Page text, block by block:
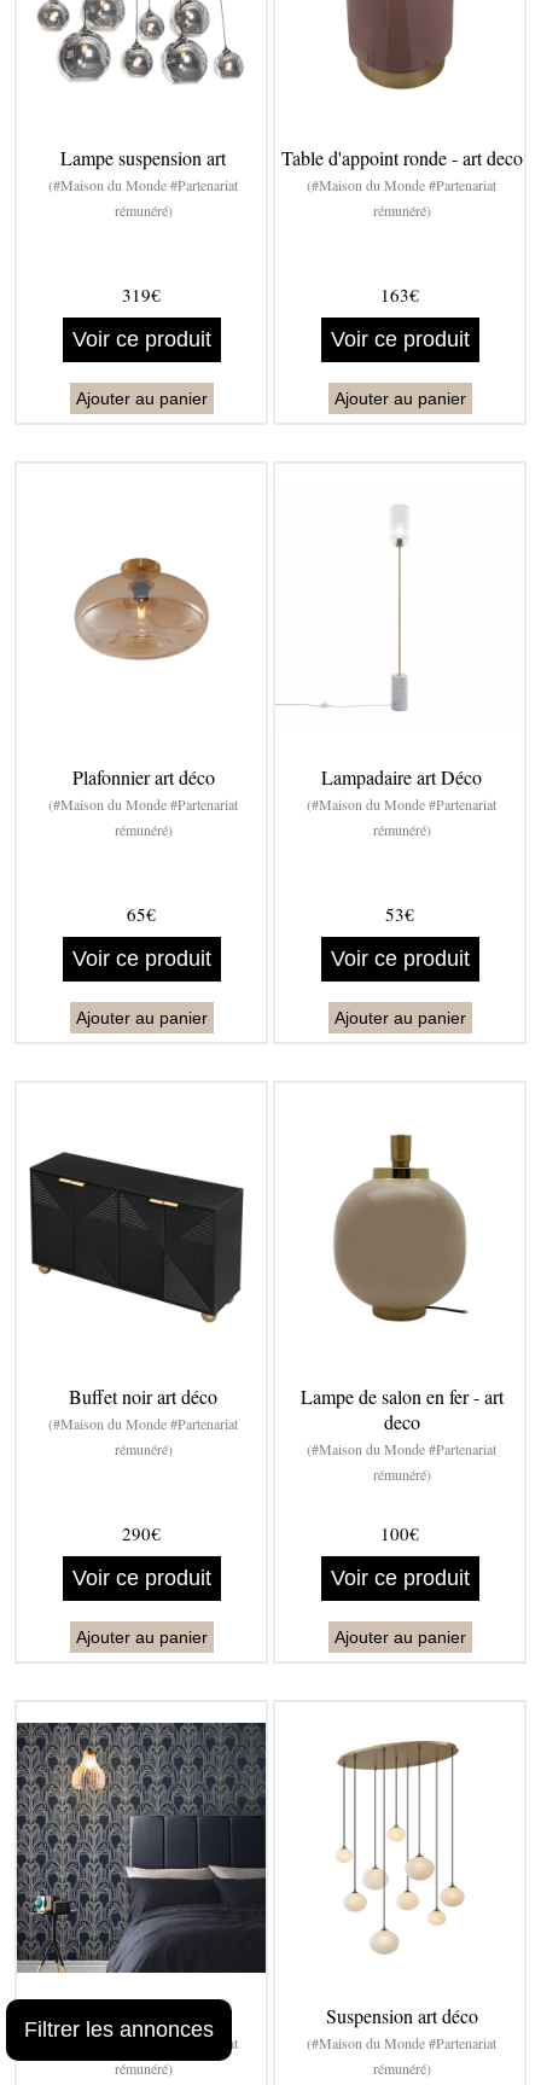
Lampe suspension art
(#Maison du Monde #Partenariat
rémunéré)
319€
Voir ce produit
Ajouter au panier
Table d'appoint ronde - art deco
(#Maison du Monde #Partenariat
rémunéré)
163€
Voir ce produit
Ajouter au panier
Plafonnier art déco
(#Maison du Monde #Partenariat
rémunéré)
65€
Voir ce produit
Ajouter au panier
Lampadaire art Déco
(#Maison du Monde #Partenariat
rémunéré)
53€
Voir ce produit
Ajouter au panier
Buffet noir art déco
(#Maison du Monde #Partenariat
rémunéré)
290€
Voir ce produit
Ajouter au panier
Lampe de salon en fer - art
deco
(#Maison du Monde #Partenariat
rémunéré)
100€
Voir ce produit
Ajouter au panier
Papier peint art deco
(#Maison du Monde #Partenariat
rémunéré)
Suspension art déco
(#Maison du Monde #Partenariat
rémunéré)
Filtrer les annonces